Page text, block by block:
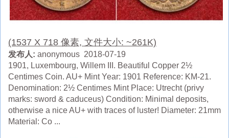
(1537 X 718 像素, 文件大小: ~261K)
发布人: anonymous 2018-07-19
1901, Luxembourg, Willem III. Beautiful Copper 2½
Centimes Coin. AU+ Mint Year: 1901 Reference: KM-21.
Denomination: 2½ Centimes Mint Place: Utrecht (privy
marks: sword & caduceus) Condition: Minimal deposits,
otherwise a nice AU+ with traces of luster! Diameter: 21mm
Material: Co ...